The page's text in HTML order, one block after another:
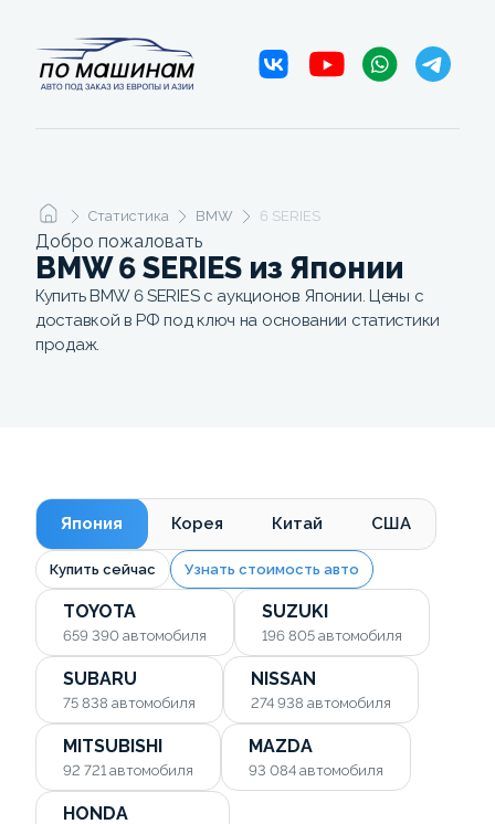
Статистика BMW 6 SERIES
Добро пожаловать
BMW 6 SERIES из Японии
Купить BMW 6 SERIES с аукционов Японии. Цены с
доставкой в РФ под ключ на основании статистики
продаж.
Япония Корея Китай США
Купить сейчас Узнать стоимость авто
TOYOTA
659 390 автомобиля
SUZUKI
196 805 автомобиля
SUBARU
75 838 автомобиля
NISSAN
274 938 автомобиля
MITSUBISHI
92 721 автомобиля
MAZDA
93 084 автомобиля
HONDA